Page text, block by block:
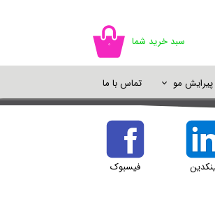
۰ سبد خرید شما
خوشبو کننده
اسپری مو
شامپو خشک
ژل شستشو
دئودورانت و ضد تعریق
سایه چشم
پالت سایه
پرایمر و پایه آرایش
اسپری رنگ مو
پیرایش مو تماس با ما
فیسبوک